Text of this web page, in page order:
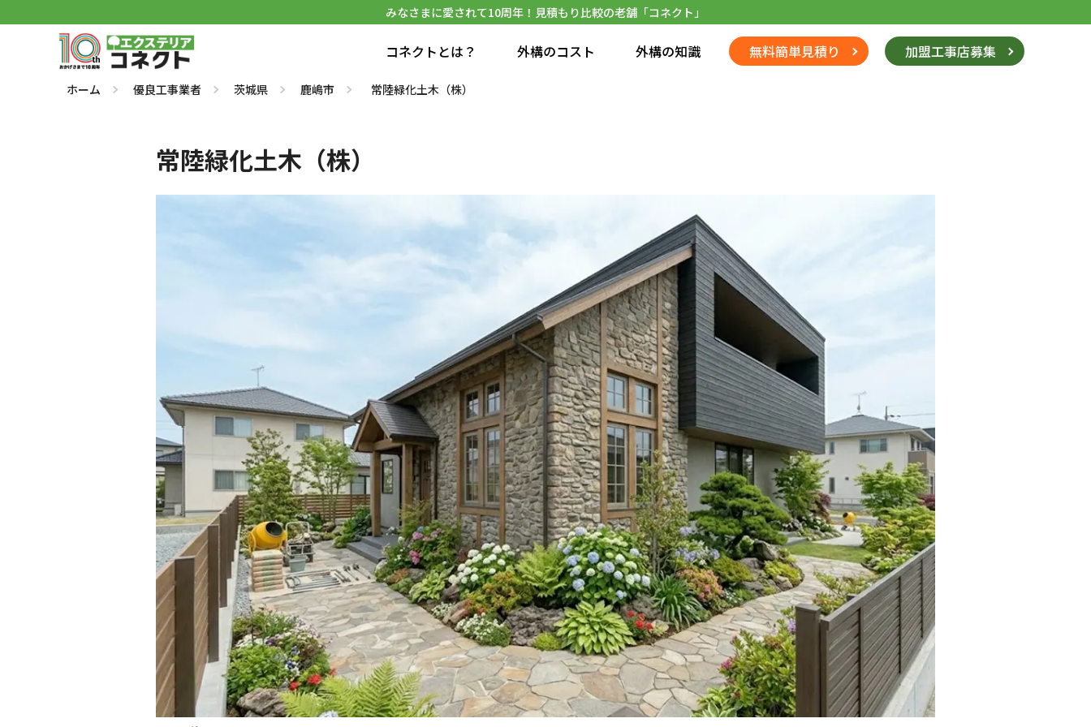
みなさまに愛されて10周年！見積もり比較の老舗「コネクト」
コネクトとは？ 外構のコスト 外構の知識 無料簡単見積り 加盟工事店募集
ホーム 優良工事業者 茨城県 鹿嶋市 常陸緑化土木（株）
常陸緑化土木（株）